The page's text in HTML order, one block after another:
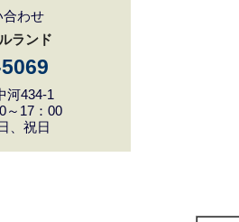
合わせ
ランド
河434-1
～17：00
、祝日